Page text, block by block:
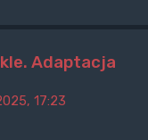
Adaptacja
17:23